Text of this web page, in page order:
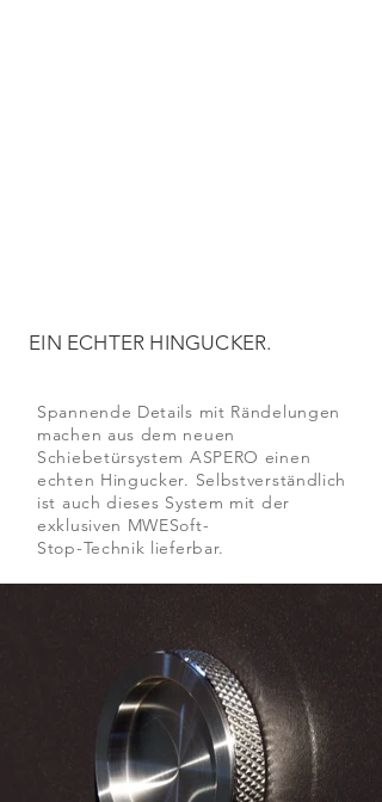
EIN ECHTER HINGUCKER.
Spannende Details mit Rändelungen
machen aus dem neuen
Schiebetürsystem ASPERO einen
echten Hingucker. Selbstverständlich
ist auch dieses System mit der
exklusiven MWESoft-
Stop-Technik lieferbar.